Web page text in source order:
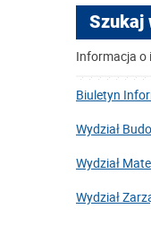
Szukaj
Informacja o
Biuletyn
Wydział
Wydział
Wydział